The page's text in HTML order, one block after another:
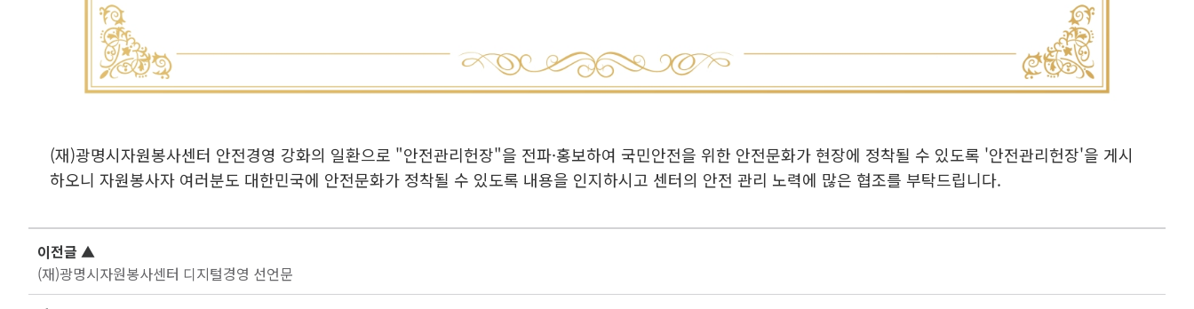
(재)광명시자원봉사센터 안전경영 강화의 일환으로 "안전관리헌장"을 전파·홍보하여 국민안전을 위한 안전문화가 현장에 정착될 수 있도록 '안전관리헌장'을 게시
하오니 자원봉사자 여러분도 대한민국에 안전문화가 정착될 수 있도록 내용을 인지하시고 센터의 안전 관리 노력에 많은 협조를 부탁드립니다.
이전글 ▲
(재)광명시자원봉사센터 디지털경영 선언문